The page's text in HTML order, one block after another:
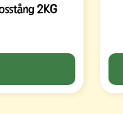
2KG